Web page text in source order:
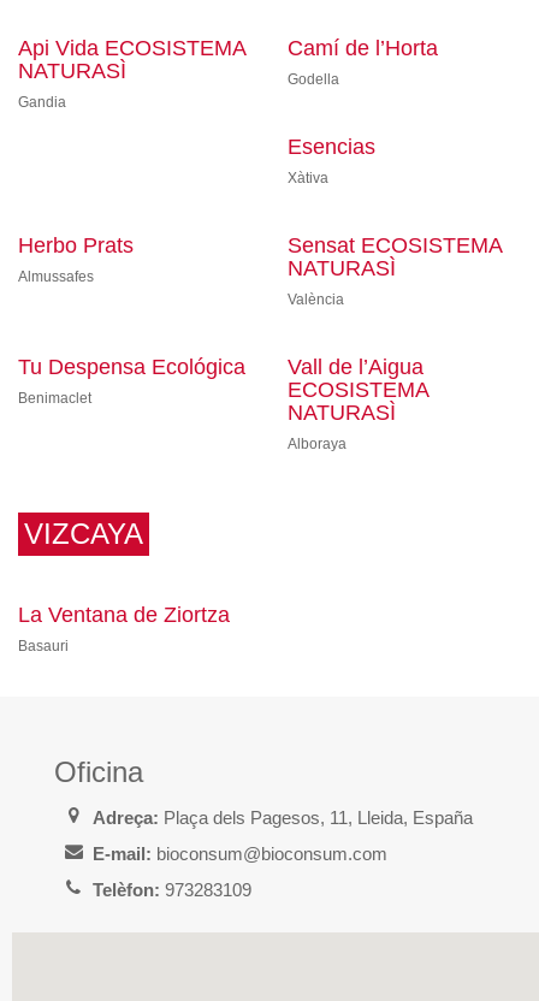
Api Vida ECOSISTEMA
NATURASÌ
Gandia
Camí de l’Horta
Godella
Esencias
Xàtiva
Herbo Prats
Almussafes
Sensat ECOSISTEMA
NATURASÌ
València
Tu Despensa Ecológica
Benimaclet
Vall de l’Aigua
ECOSISTEMA
NATURASÌ
Alboraya
VIZCAYA
La Ventana de Ziortza
Basauri
Oficina
Adreça: Plaça dels Pagesos, 11, Lleida, España
E-mail: bioconsum@bioconsum.com
Telèfon: 973283109